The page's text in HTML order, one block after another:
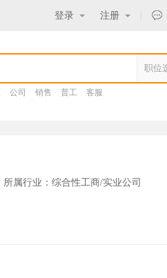
登录 注册
公司 销售 普工 客服
所属行业：综合性工商/实业公司